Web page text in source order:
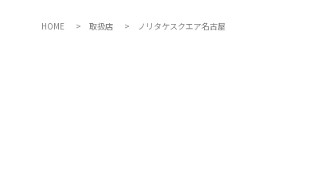
HOME 取扱店 ノリタケスクエア名古屋